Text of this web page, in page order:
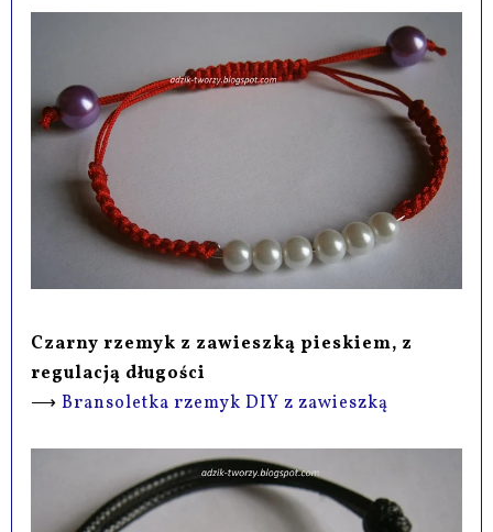
Czarny rzemyk z zawieszką pieskiem, z
regulacją długości
⟶Bransoletka rzemyk DIY z zawieszką